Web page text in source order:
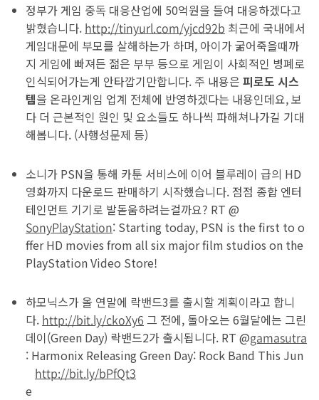
정부가 게임 중독 대응산업에 50억원을 들여 대응하겠다고
밝혔습니다. http://tinyurl.com/yjcd92b 최근에 국내에서
게임대문에 부모를 살해하는가 하며, 아이가 굶어죽을때까
지 게임에 빠져든 젊은 부부 등으로 게임이 사회적인 병폐로
인식되어가는게 안타깝기만합니다. 주 내용은 피로도 시스
템을 온라인게임 업계 전체에 반영하겠다는 내용인데요, 보
다 더 근본적인 원인 및 요소들도 하나씩 파해쳐나가길 기대
해봅니다. (사행성문제 등)
소니가 PSN을 통해 카툰 서비스에 이어 블루레이 급의 HD
영화까지 다운로드 판매하기 시작했습니다. 점점 종합 엔터
테인먼트 기기로 발돋움하려는걸까요? RT @
SonyPlayStation: Starting today, PSN is the first to o
ffer HD movies from all six major film studios on the
PlayStation Video Store!
하모닉스가 올 연말에 락밴드3를 출시할 계획이라고 합니
다. http://bit.ly/ckoXy6 그 전에, 돌아오는 6월달에는 그린
데이(Green Day) 락밴드2가 출시됩니다. RT @gamasutra
: Harmonix Releasing Green Day: Rock Band This Jun
e
http://bit.ly/bPfQt3